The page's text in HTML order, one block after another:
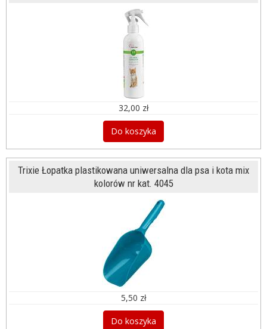
32,00 zł
Do koszyka
Trixie Łopatka plastikowana uniwersalna dla psa i kota mix
kolorów nr kat. 4045
5,50 zł
Do koszyka